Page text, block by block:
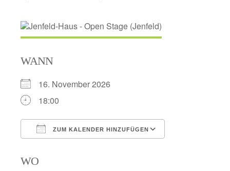
WANN
16. November 2026
18:00
ZUM KALENDER HINZUFÜGEN
WO